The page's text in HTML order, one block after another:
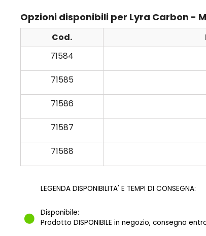
Opzioni disponibili per Lyra Carbon -
Cod.
71584
71585
71586
71587
71588
LEGENDA DISPONIBILITA' E TEMPI DI CONSEGNA:
Disponibile:
Prodotto DISPONIBILE in negozio, consegna